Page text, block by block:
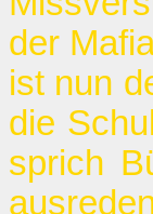
der
ist nun
die
sprich